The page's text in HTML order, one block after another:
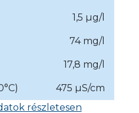
1,5 µg/l
74 mg/l
17,8 mg/l
475 µS/cm
részletesen